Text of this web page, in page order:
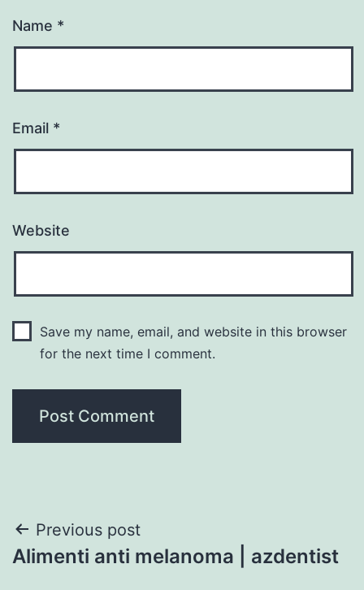
Name *
Email *
Website
Save my name, email, and website in this browser
for the next time I comment.
Post
navigation
Previous post
Alimenti anti melanoma | azdentist